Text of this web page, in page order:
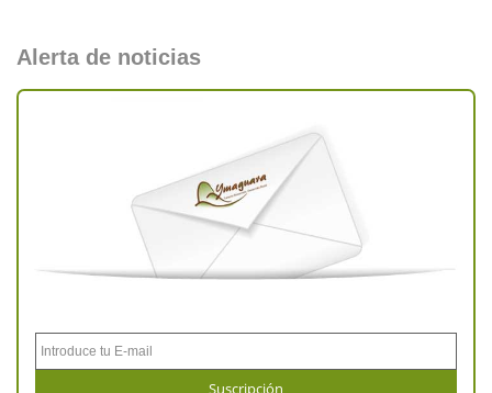
Alerta de noticias